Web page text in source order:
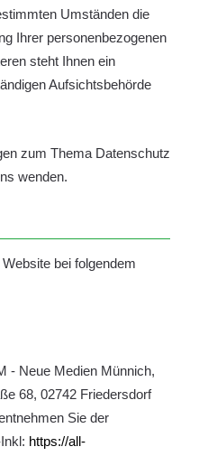
Umständen die
Ihrer personenbezogenen
steht Ihnen ein
Aufsichtsbehörde
zum Thema Datenschutz
wenden.
bei folgendem
- Neue Medien Münnich,
68, 02742 Friedersdorf
Sie der
https://all-